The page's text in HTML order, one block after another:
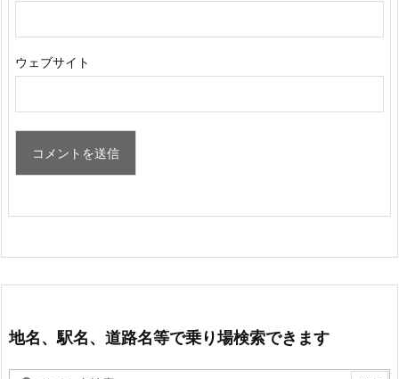
ウェブサイト
地名、駅名、道路名等で乗り場検索できます